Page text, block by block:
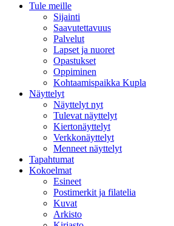
Tule meille
Sijainti
Saavutettavuus
Palvelut
Lapset ja nuoret
Opastukset
Oppiminen
Kohtaamispaikka Kupla
Näyttelyt
Näyttelyt nyt
Tulevat näyttelyt
Kiertonäyttelyt
Verkkonäyttelyt
Menneet näyttelyt
Tapahtumat
Kokoelmat
Esineet
Postimerkit ja filatelia
Kuvat
Arkisto